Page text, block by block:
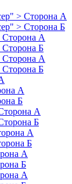
> Сторона А
> Сторона Б
Сторона А
Сторона Б
Сторона А
Сторона Б
А
Б
А
Б
А
Б
А
Б
А